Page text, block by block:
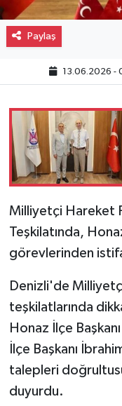
Paylaş
13.06.2026 -
Milliyetçi Hareket
Teşkilatında,
görevlerinden
Denizli'de
teşkilatlarında
Honaz İlçe
İlçe Başkanı
talepleri
duyurdu.